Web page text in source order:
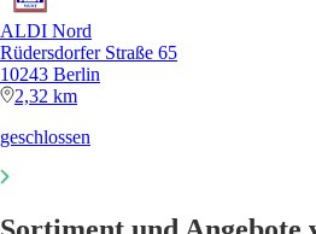
ALDI Nord
Rüdersdorfer Straße 65
10243 Berlin
2,32 km
geschlossen